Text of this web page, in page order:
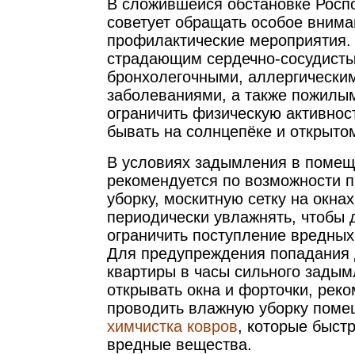
В сложившейся обстановке
советует обращать особое
профилактические
страдающим сердечно-
бронхолегочными,
заболеваниями, а также
ограничить физическую
бывать на солнцепёке и
В условиях задымления в
рекомендуется по возможности
уборку, москитную сетку на
периодически увлажнять, чтобы
ограничить поступление
Для предупреждения
квартиры в часы сильного
открывать окна и форточки,
проводить влажную уборку
химчистка ковров, которые
вредные вещества.